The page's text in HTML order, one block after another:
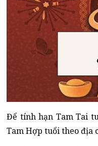
Để tính hạn Tam Tai
Tam Hợp tuổi theo địa